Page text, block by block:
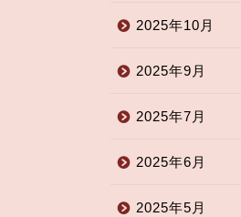
2025年10月
2025年9月
2025年7月
2025年6月
2025年5月